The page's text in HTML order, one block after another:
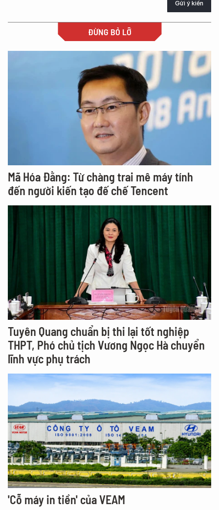
Gửi ý kiến
ĐỪNG BỎ LỠ
Mã Hóa Đằng: Từ chàng trai mê máy tính
đến người kiến tạo đế chế Tencent
Tuyên Quang chuẩn bị thi lại tốt nghiệp
THPT, Phó chủ tịch Vương Ngọc Hà chuyển
lĩnh vực phụ trách
'Cỗ máy in tiền' của VEAM